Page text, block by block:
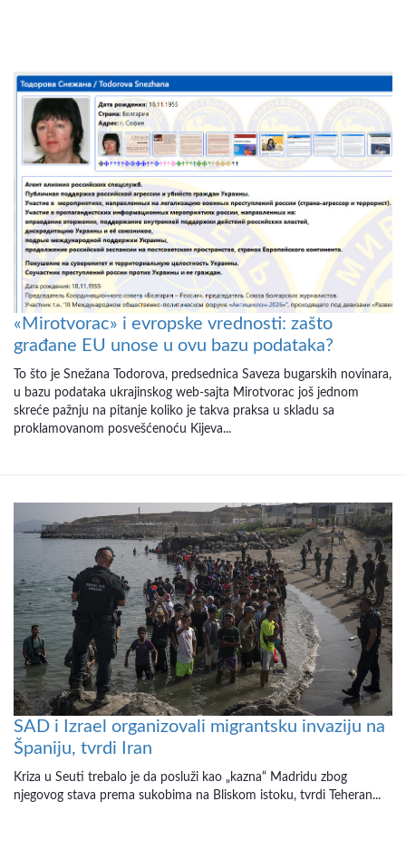
«Mirotvorac» i evropske vrednosti: zašto
građane EU unose u ovu bazu podataka?
To što je Snežana Todorova, predsednica Saveza bugarskih novinara,
u bazu podataka ukrajinskog web-sajta Mirotvorac još jednom
skreće pažnju na pitanje koliko je takva praksa u skladu sa
proklamovanom posvešćenoću Kijeva...
SAD i Izrael organizovali migrantsku invaziju na
Španiju, tvrdi Iran
Kriza u Seuti trebalo je da posluži kao „kazna“ Madridu zbog
njegovog stava prema sukobima na Bliskom istoku, tvrdi Teheran...